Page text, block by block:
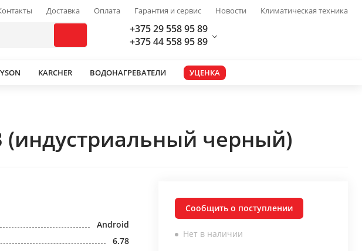
Доставка Оплата Гарантия и сервис Новости Климатическая техника
+375 29 558 95 89
+375 44 558 95 89
KARCHER ВОДОНАГРЕВАТЕЛИ УЦЕНКА
(индустриальный черный)
Android
6.78
Сообщить о поступлении
Нет в наличии